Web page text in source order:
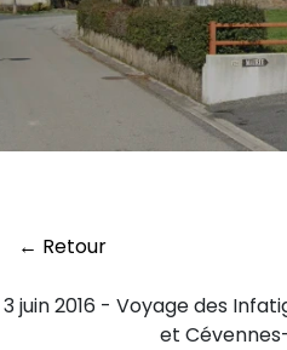
← Retour
3 juin 2016 - Voyage des
et